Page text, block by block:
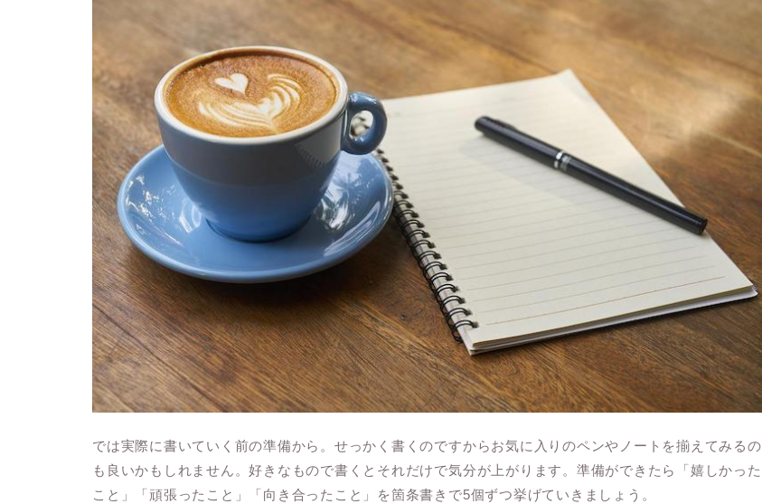
では実際に書いていく前の準備から。せっかく書くのですからお気に入りのペンやノートを揃えてみるの
も良いかもしれません。好きなもので書くとそれだけで気分が上がります。準備ができたら「嬉しかった
こと」「頑張ったこと」「向き合ったこと」を箇条書きで5個ずつ挙げていきましょう。